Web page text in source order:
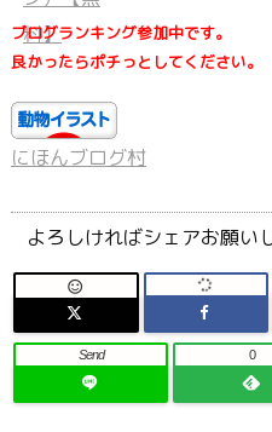
ブログランキング参加中です。
良かったらポチっとしてください。
にほんブログ村
よろしければシェアお願い

Send 0